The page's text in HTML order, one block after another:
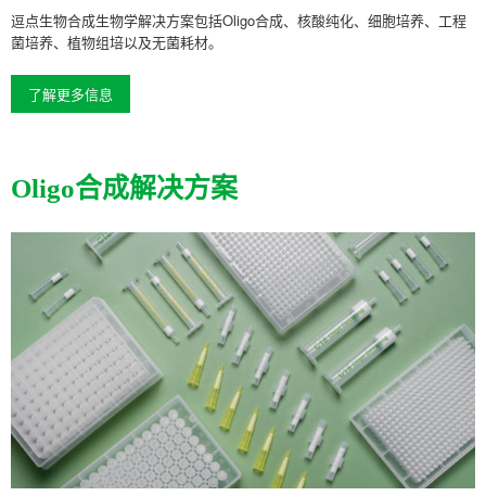
逗点生物合成生物学解决方案包括Oligo合成、核酸纯化、细胞培养、工程
菌培养、植物组培以及无菌耗材。
了解更多信息
Oligo合成解决方案